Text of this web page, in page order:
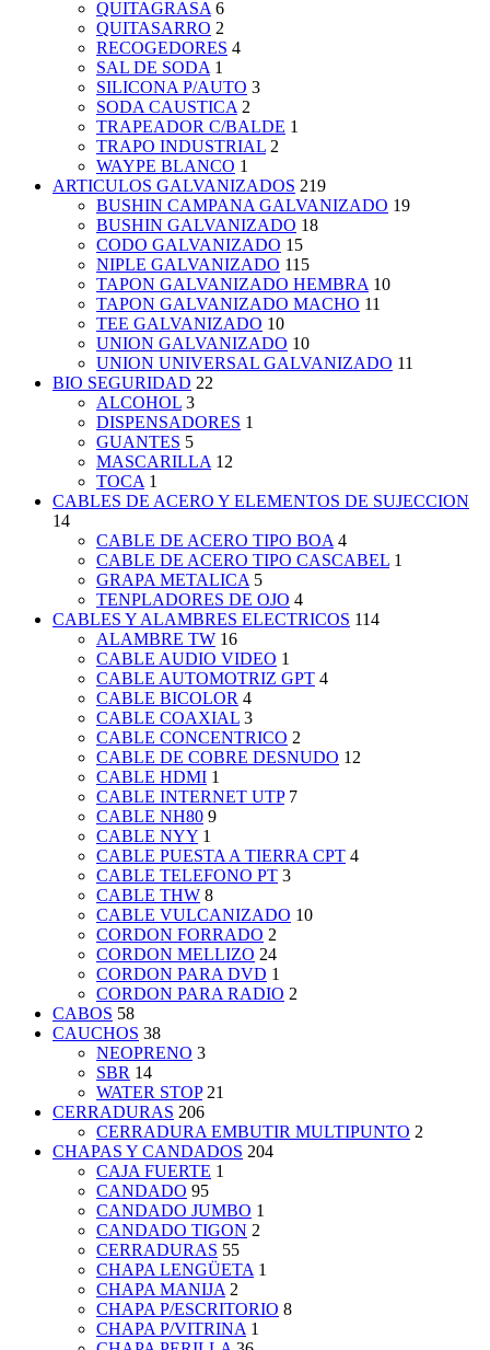
QUITAGRASA 6
QUITASARRO 2
RECOGEDORES 4
SAL DE SODA 1
SILICONA P/AUTO 3
SODA CAUSTICA 2
TRAPEADOR C/BALDE 1
TRAPO INDUSTRIAL 2
WAYPE BLANCO 1
ARTICULOS GALVANIZADOS 219
BUSHIN CAMPANA GALVANIZADO 19
BUSHIN GALVANIZADO 18
CODO GALVANIZADO 15
NIPLE GALVANIZADO 115
TAPON GALVANIZADO HEMBRA 10
TAPON GALVANIZADO MACHO 11
TEE GALVANIZADO 10
UNION GALVANIZADO 10
UNION UNIVERSAL GALVANIZADO 11
BIO SEGURIDAD 22
ALCOHOL 3
DISPENSADORES 1
GUANTES 5
MASCARILLA 12
TOCA 1
CABLES DE ACERO Y ELEMENTOS DE SUJECCION
14
CABLE DE ACERO TIPO BOA 4
CABLE DE ACERO TIPO CASCABEL 1
GRAPA METALICA 5
TENPLADORES DE OJO 4
CABLES Y ALAMBRES ELECTRICOS 114
ALAMBRE TW 16
CABLE AUDIO VIDEO 1
CABLE AUTOMOTRIZ GPT 4
CABLE BICOLOR 4
CABLE COAXIAL 3
CABLE CONCENTRICO 2
CABLE DE COBRE DESNUDO 12
CABLE HDMI 1
CABLE INTERNET UTP 7
CABLE NH80 9
CABLE NYY 1
CABLE PUESTA A TIERRA CPT 4
CABLE TELEFONO PT 3
CABLE THW 8
CABLE VULCANIZADO 10
CORDON FORRADO 2
CORDON MELLIZO 24
CORDON PARA DVD 1
CORDON PARA RADIO 2
CABOS 58
CAUCHOS 38
NEOPRENO 3
SBR 14
WATER STOP 21
CERRADURAS 206
CERRADURA EMBUTIR MULTIPUNTO 2
CHAPAS Y CANDADOS 204
CAJA FUERTE 1
CANDADO 95
CANDADO JUMBO 1
CANDADO TIGON 2
CERRADURAS 55
CHAPA LENGÜETA 1
CHAPA MANIJA 2
CHAPA P/ESCRITORIO 8
CHAPA P/VITRINA 1